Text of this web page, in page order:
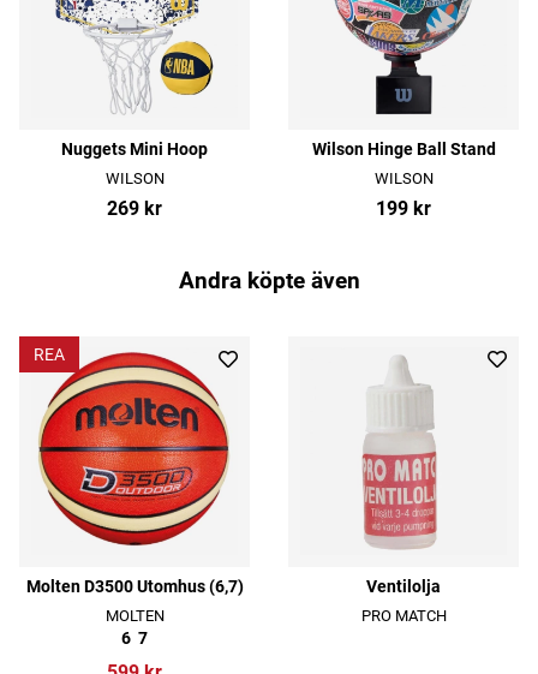
Nuggets Mini Hoop
WILSON
269 kr
Wilson Hinge Ball Stand
WILSON
199 kr
Andra köpte även
REA
Molten D3500 Utomhus (6,7)
MOLTEN
6 7
Ventilolja
PRO MATCH